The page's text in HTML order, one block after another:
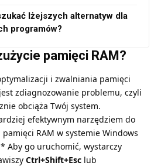
lżejszych alternatyw dla
programów?
pamięci RAM?
i zwalniania pamięci
zdiagnozowanie problemu, czyli
obciąża Twój system.
efektywnym narzędziem do
RAM w systemie Windows
Aby go uruchomić, wystarczy
Ctrl+Shift+Esc lub